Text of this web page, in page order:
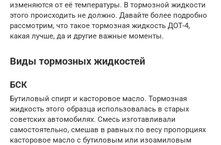
изменяются от её температуры. В тормозной жидкости
этого происходить не должно. Давайте более подробно
рассмотрим, что такое тормозная жидкость ДОТ-4,
какая лучше, да и другие важные моменты.
Виды тормозных жидкостей
БСК
Бутиловый спирт и касторовое масло. Тормозная
жидкость этого образца использовалась в старых
советских автомобилях. Смесь изготавливали
самостоятельно, смешав в равных по весу пропорциях
касторовое масло с бутиловым или изоамиловым